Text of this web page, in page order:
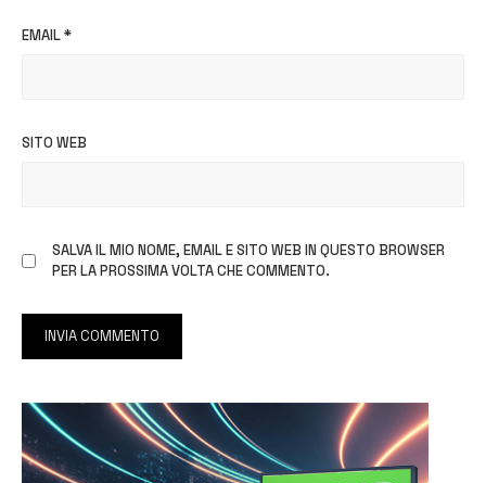
EMAIL*
SITO WEB
SALVA IL MIO NOME, EMAIL E SITO WEB IN QUESTO BROWSER
PER LA PROSSIMA VOLTA CHE COMMENTO.